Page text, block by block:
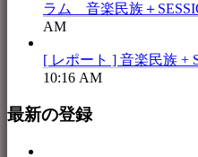
ラム 音楽民族＋
AM
[ レポート ] 音楽民族 +
10:16 AM
最新の登録